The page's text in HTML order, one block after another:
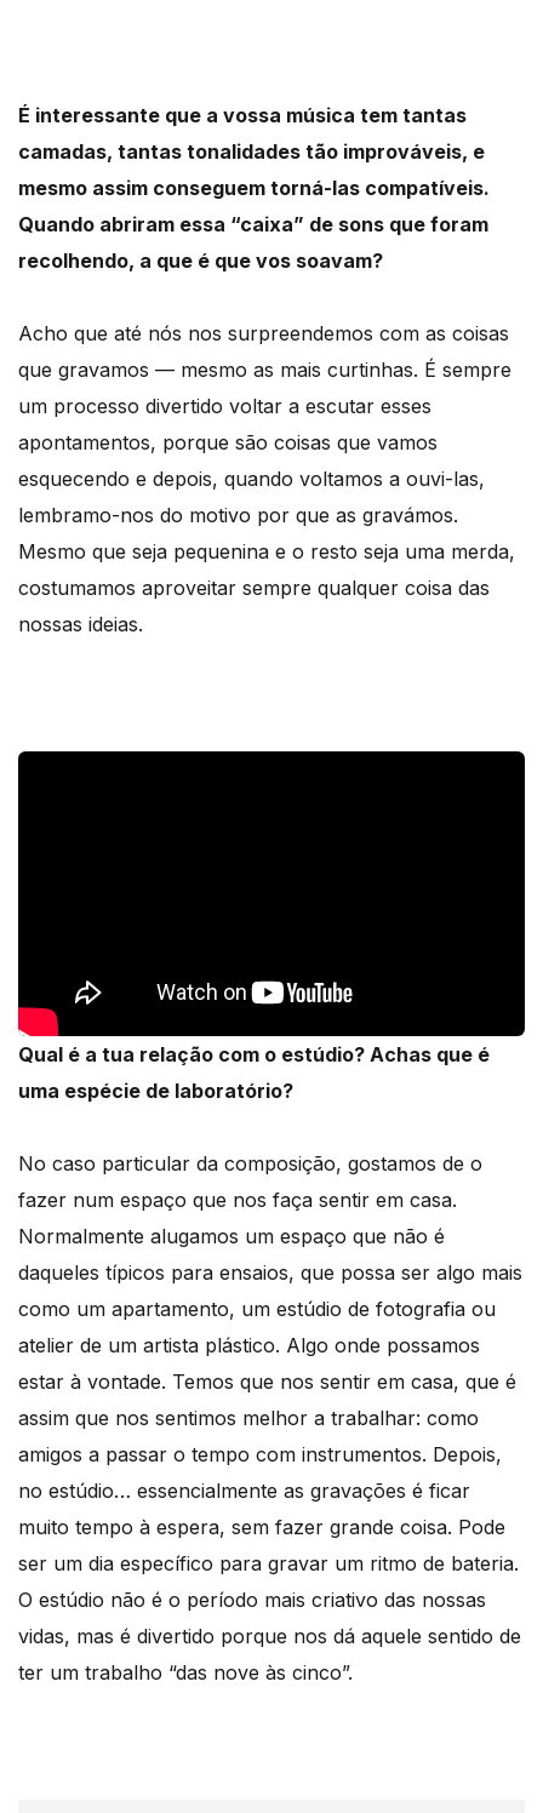
É interessante que a vossa música tem tantas
camadas, tantas tonalidades tão improváveis, e
mesmo assim conseguem torná-las compatíveis.
Quando abriram essa “caixa” de sons que foram
recolhendo, a que é que vos soavam?
Acho que até nós nos surpreendemos com as coisas
que gravamos — mesmo as mais curtinhas. É sempre
um processo divertido voltar a escutar esses
apontamentos, porque são coisas que vamos
esquecendo e depois, quando voltamos a ouvi-las,
lembramo-nos do motivo por que as gravámos.
Mesmo que seja pequenina e o resto seja uma merda,
costumamos aproveitar sempre qualquer coisa das
nossas ideias.
Qual é a tua relação com o estúdio? Achas que é
uma espécie de laboratório?
No caso particular da composição, gostamos de o
fazer num espaço que nos faça sentir em casa.
Normalmente alugamos um espaço que não é
daqueles típicos para ensaios, que possa ser algo mais
como um apartamento, um estúdio de fotografia ou
atelier de um artista plástico. Algo onde possamos
estar à vontade. Temos que nos sentir em casa, que é
assim que nos sentimos melhor a trabalhar: como
amigos a passar o tempo com instrumentos. Depois,
no estúdio… essencialmente as gravações é ficar
muito tempo à espera, sem fazer grande coisa. Pode
ser um dia específico para gravar um ritmo de bateria.
O estúdio não é o período mais criativo das nossas
vidas, mas é divertido porque nos dá aquele sentido de
ter um trabalho “das nove às cinco”.